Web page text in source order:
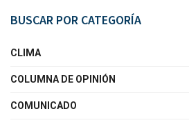
BUSCAR POR CATEGORÍA
CLIMA
COLUMNA DE OPINIÓN
COMUNICADO